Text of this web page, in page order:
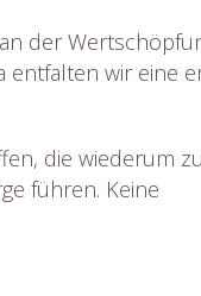
der
entfalten wir eine
die wiederum zu
führen. Keine